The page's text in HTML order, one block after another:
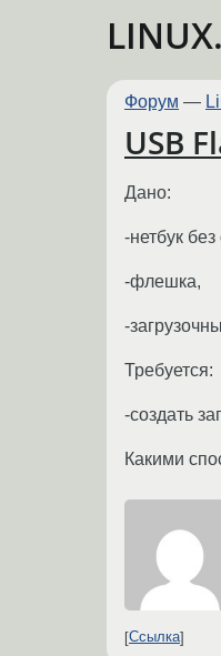
Форум —
USB
Дано:
-нетбук
-флешка,
-
Требуется:
-создать
Какими
Ссылка